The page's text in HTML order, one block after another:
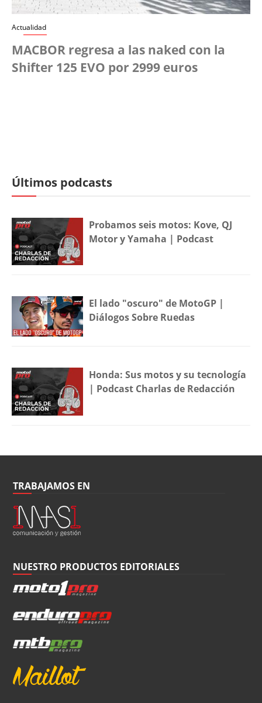
Actualidad
MACBOR regresa a las naked con la
Shifter 125 EVO por 2999 euros
Últimos podcasts
Probamos seis motos: Kove, QJ
Motor y Yamaha | Podcast
El lado "oscuro" de MotoGP |
Diálogos Sobre Ruedas
Honda: Sus motos y su tecnología
| Podcast Charlas de Redacción
TRABAJAMOS EN
NUESTRO PRODUCTOS EDITORIALES